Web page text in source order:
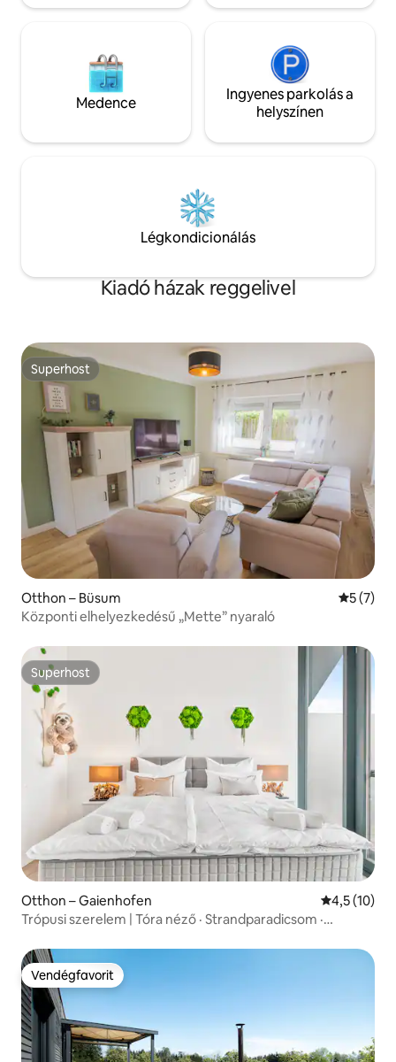
Medence
Ingyenes parkolás a
helyszínen
Légkondicionálás
Kiadó házak reggelivel
Superhost
Superhost
Otthon – Büsum Átlagos
5 (7)
Központi elhelyezkedésű „Mette” nyaraló
Superhost
Superhost
Otthon – Gaienhofen Átlagos
4,5 (10)
Trópusi szerelem | Tóra néző · Strandparadicsom ·
Vendégfavorit
Vendégfavorit